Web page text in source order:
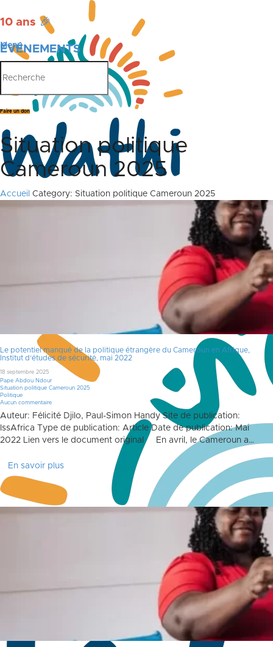
10 ans 🎉
ÉVÉNEMENTS
PUBLICATIONS
Menu
Faire un don
Situation politique
Cameroun 2025
Accueil Category: Situation politique Cameroun 2025
Le potentiel manqué de la politique étrangère du Cameroun en Afrique,
Institut d’études de sécurité, mai 2022
18 septembre 2025
Pape Abdou Ndour
Situation politique Cameroun 2025
Politique
Aucun commentaire
Auteur: Félicité Djilo, Paul-Simon Handy Site de publication:
IssAfrica Type de publication: Article Date de publication: Mai
2022 Lien vers le document original En avril, le Cameroun a…
En savoir plus